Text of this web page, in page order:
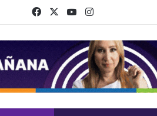
FacebookYouTubeInstagram